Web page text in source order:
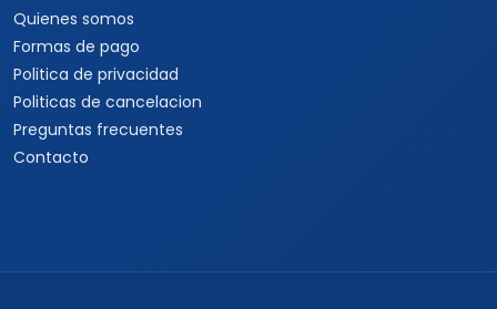
Quienes somos
Formas de pago
Politica de privacidad
Politicas de cancelacion
Preguntas frecuentes
Contacto